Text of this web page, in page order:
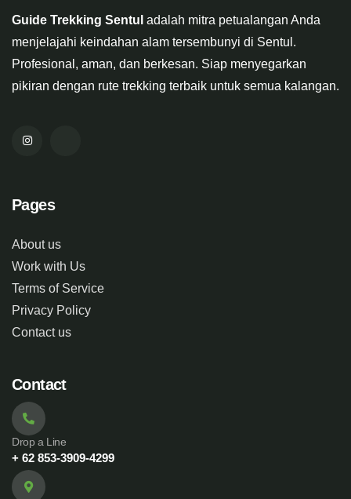
Guide Trekking Sentul adalah mitra petualangan Anda
menjelajahi keindahan alam tersembunyi di Sentul.
Profesional, aman, dan berkesan. Siap menyegarkan
pikiran dengan rute trekking terbaik untuk semua kalangan.
Pages
About us
Work with Us
Terms of Service
Privacy Policy
Contact us
Contact
Drop a Line
+ 62 853-3909-4299